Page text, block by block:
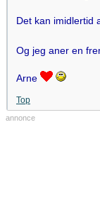
Det kan imidlertid
Og jeg aner en
Arne
Top
annonce